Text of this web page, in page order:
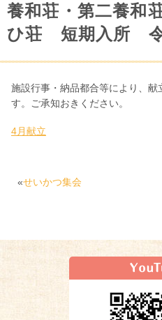
養和荘・第二養和
ひ荘 短期入所 令
施設行事・納品都合等により、献
す。ご承知おきください。
4月献立
«せいかつ集会